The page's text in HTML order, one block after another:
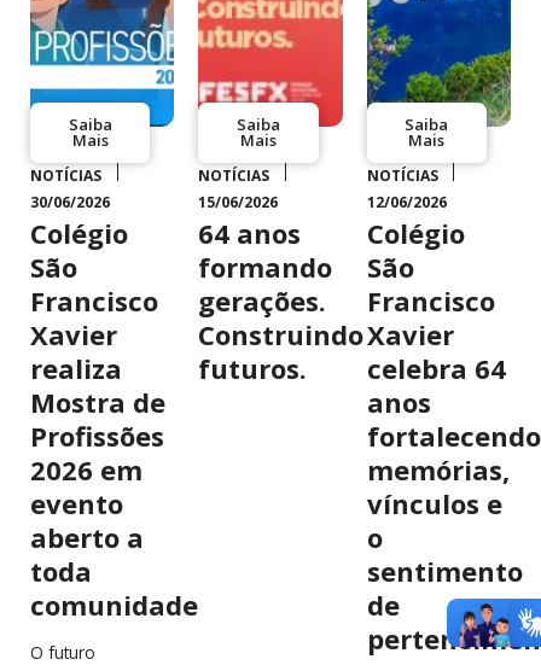
Saiba
Mais
NOTÍCIAS
30/06/2026
Colégio
São
Francisco
Xavier
realiza
Mostra de
Profissões
2026 em
evento
aberto a
toda
comunidade
O futuro
Saiba
Mais
NOTÍCIAS
15/06/2026
64 anos
formando
gerações.
Construindo
futuros.
Saiba
Mais
NOTÍCIAS
12/06/2026
Colégio
São
Francisco
Xavier
celebra 64
anos
fortalecendo
memórias,
vínculos e
o
sentimento
de